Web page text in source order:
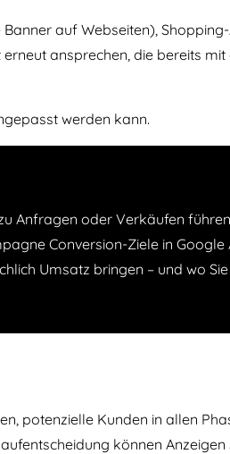
auf Webseiten),
ansprechen, die bereits
werden kann.
Anfragen oder Verkäufen
Conversion-Ziele in
Umsatz bringen – und wo
potenzielle Kunden in allen
können